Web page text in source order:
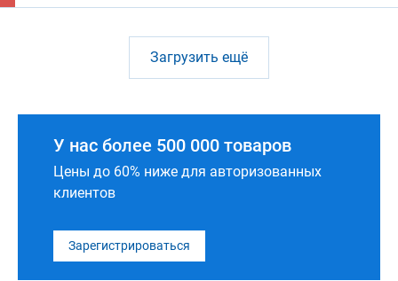
Загрузить ещё
У нас более 500 000 товаров
Цены до 60% ниже для авторизованных
клиентов
Зарегистрироваться